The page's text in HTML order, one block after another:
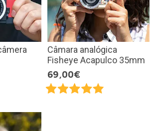
Câmara analógica
Fisheye Acapulco 35mm
69,00€